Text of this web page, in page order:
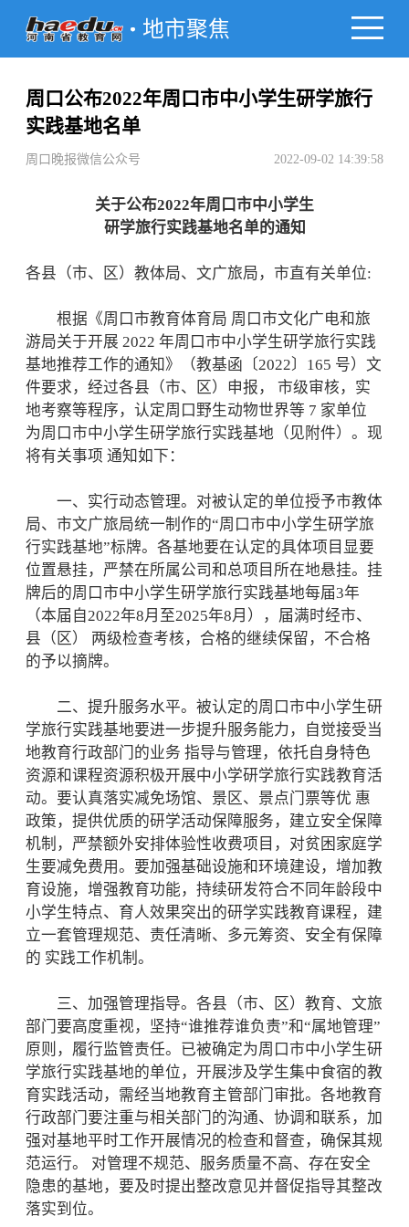
地市聚焦
周口公布2022年周口市中小学生研学旅行
实践基地名单
周口晚报微信公众号 2022-09-02 14:39:58
关于公布2022年周口市中小学生
研学旅行实践基地名单的通知
各县（市、区）教体局、文广旅局，市直有关单位:
根据《周口市教育体育局 周口市文化广电和旅
游局关于开展 2022 年周口市中小学生研学旅行实践
基地推荐工作的通知》（教基函〔2022〕165 号）文
件要求，经过各县（市、区）申报， 市级审核，实
地考察等程序，认定周口野生动物世界等 7 家单位
为周口市中小学生研学旅行实践基地（见附件）。现
将有关事项 通知如下：
一、实行动态管理。对被认定的单位授予市教体
局、市文广旅局统一制作的“周口市中小学生研学旅
行实践基地”标牌。各基地要在认定的具体项目显要
位置悬挂，严禁在所属公司和总项目所在地悬挂。挂
牌后的周口市中小学生研学旅行实践基地每届3年
（本届自2022年8月至2025年8月），届满时经市、
县（区） 两级检查考核，合格的继续保留，不合格
的予以摘牌。
二、提升服务水平。被认定的周口市中小学生研
学旅行实践基地要进一步提升服务能力，自觉接受当
地教育行政部门的业务 指导与管理，依托自身特色
资源和课程资源积极开展中小学研学旅行实践教育活
动。要认真落实减免场馆、景区、景点门票等优 惠
政策，提供优质的研学活动保障服务，建立安全保障
机制，严禁额外安排体验性收费项目，对贫困家庭学
生要减免费用。要加强基础设施和环境建设，增加教
育设施，增强教育功能，持续研发符合不同年龄段中
小学生特点、育人效果突出的研学实践教育课程，建
立一套管理规范、责任清晰、多元筹资、安全有保障
的 实践工作机制。
三、加强管理指导。各县（市、区）教育、文旅
部门要高度重视，坚持“谁推荐谁负责”和“属地管理”
原则，履行监管责任。已被确定为周口市中小学生研
学旅行实践基地的单位，开展涉及学生集中食宿的教
育实践活动，需经当地教育主管部门审批。各地教育
行政部门要注重与相关部门的沟通、协调和联系，加
强对基地平时工作开展情况的检查和督查，确保其规
范运行。 对管理不规范、服务质量不高、存在安全
隐患的基地，要及时提出整改意见并督促指导其整改
落实到位。